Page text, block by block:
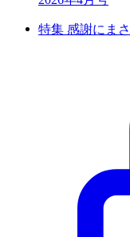
特集 感謝にま